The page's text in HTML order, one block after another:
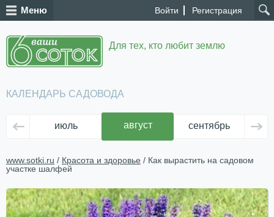
Войти Регистрация
Меню
Для тех, кто любит землю
КАЛЕНДАРЬ САДОВОДА
июль август сентябрь
www.sotki.ru / Красота и здоровье / Как вырастить на садовом
участке шалфей